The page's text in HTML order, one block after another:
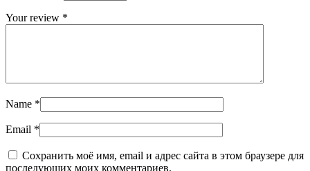
Your review *
Name *
Email *
Сохранить моё имя, email и адрес сайта в этом браузере для
последующих моих комментариев.